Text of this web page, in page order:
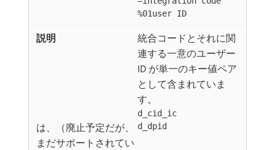
%01user ID
統合コードとそれに関
連する一意のユーザー
ID が単一のキー値ペア
として含まれていま
す。
d_cid_ic
は、（廃止予定だが、
まだサポートされてい
d_dpid